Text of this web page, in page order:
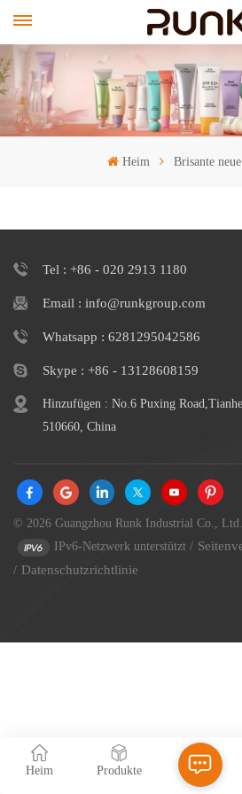
Heim Brisante
Tel : +86 - 020 2913 1180
Email : info@runkgroup.com
Whatsapp : 6281295042586
Skype : +86 - 13128608159
Hinzufügen : No.6 Puxing
510660, China
© 2026 Guangzhou Runk Industrial Co.,
IPv6-Netzwerk unterstützt/
/ Datenschutzrichtlinie
Heim Produkte